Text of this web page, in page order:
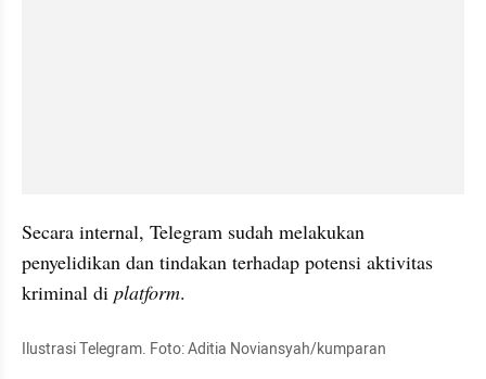
Secara internal, Telegram sudah melakukan
penyelidikan dan tindakan terhadap potensi aktivitas
kriminal di platform.
Ilustrasi Telegram. Foto: Aditia Noviansyah/kumparan